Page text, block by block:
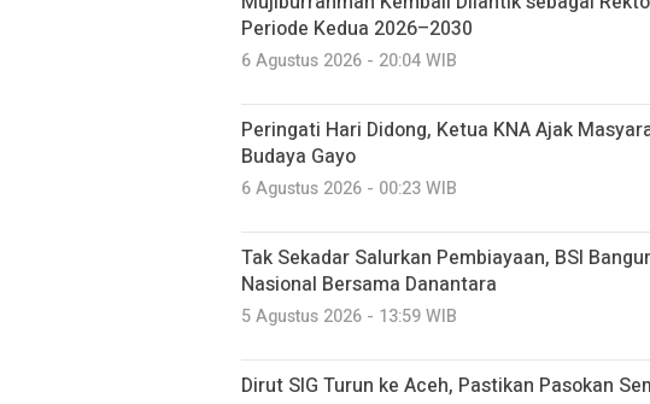
Periode Kedua 2026–2030
6 Agustus 2026 - 20:04 WIB
Peringati Hari Didong, Ketua KNA Ajak
Budaya Gayo
6 Agustus 2026 - 00:23 WIB
Tak Sekadar Salurkan Pembiayaan, BSI
Nasional Bersama Danantara
5 Agustus 2026 - 13:59 WIB
Dirut SIG Turun ke Aceh, Pastikan Pasokan